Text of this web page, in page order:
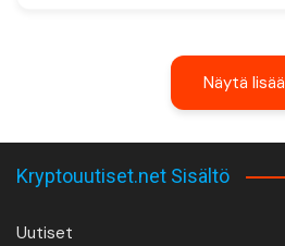
Näytä lisää
Kryptouutiset.net Sisältö
Uutiset